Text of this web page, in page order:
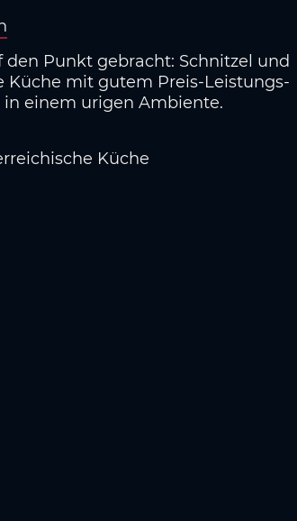
den Punkt gebracht: Schnitzel und
Küche mit gutem Preis-Leistungs-
einem urigen Ambiente.
Küche